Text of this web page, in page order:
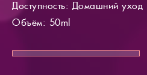
Доступность: Домашний уход
Объём: 50ml